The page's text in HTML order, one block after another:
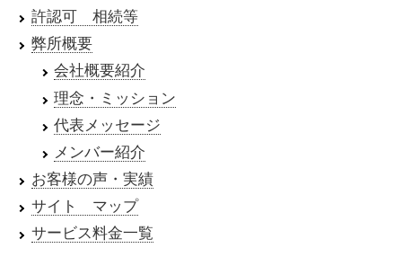
許認可 相続等
弊所概要
会社概要紹介
理念・ミッション
代表メッセージ
メンバー紹介
お客様の声・実績
サイト マップ
サービス料金一覧